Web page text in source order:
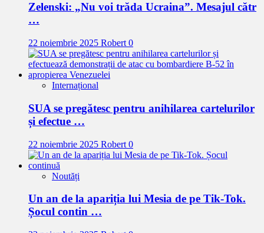
Zelenski: „Nu voi trăda Ucraina”. Mesajul cătr
…
22 noiembrie 2025 Robert 0
Internațional
SUA se pregătesc pentru anihilarea cartelurilor
și efectue …
22 noiembrie 2025 Robert 0
Noutăți
Un an de la apariția lui Mesia de pe Tik-Tok.
Șocul contin …